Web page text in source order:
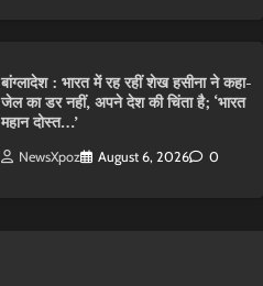
बांग्लादेश : भारत में रह रहीं शेख हसीना ने कहा-
जेल का डर नहीं, अपने देश की चिंता है; ‘भारत
महान दोस्त…’
NewsXpoz August 6, 2026 0